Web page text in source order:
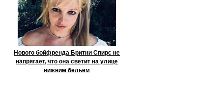
Нового бойфренда Бритни Спирс не
напрягает, что она светит на улице
нижним бельем